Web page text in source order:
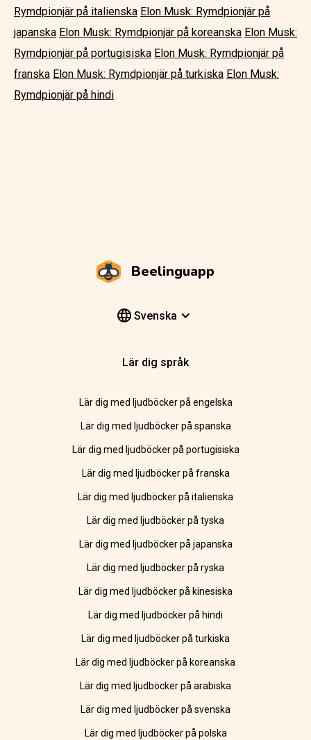
Rymdpionjär på italienska Elon Musk: Rymdpionjär på
japanska Elon Musk: Rymdpionjär på koreanska Elon Musk:
Rymdpionjär på portugisiska Elon Musk: Rymdpionjär på
franska Elon Musk: Rymdpionjär på turkiska Elon Musk:
Rymdpionjär på hindi
Beelinguapp
Svenska
Lär dig språk
Lär dig med ljudböcker på engelska
Lär dig med ljudböcker på spanska
Lär dig med ljudböcker på portugisiska
Lär dig med ljudböcker på franska
Lär dig med ljudböcker på italienska
Lär dig med ljudböcker på tyska
Lär dig med ljudböcker på japanska
Lär dig med ljudböcker på ryska
Lär dig med ljudböcker på kinesiska
Lär dig med ljudböcker på hindi
Lär dig med ljudböcker på turkiska
Lär dig med ljudböcker på koreanska
Lär dig med ljudböcker på arabiska
Lär dig med ljudböcker på svenska
Lär dig med ljudböcker på polska